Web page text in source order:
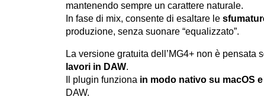
mantenendo sempre un carattere naturale.
In fase di mix, consente di esaltare le
produzione, senza suonare “equalizzato”.
La versione gratuita dell’MG4+ non è
lavori in DAW.
Il plugin funziona in modo nativo su macOS
DAW.